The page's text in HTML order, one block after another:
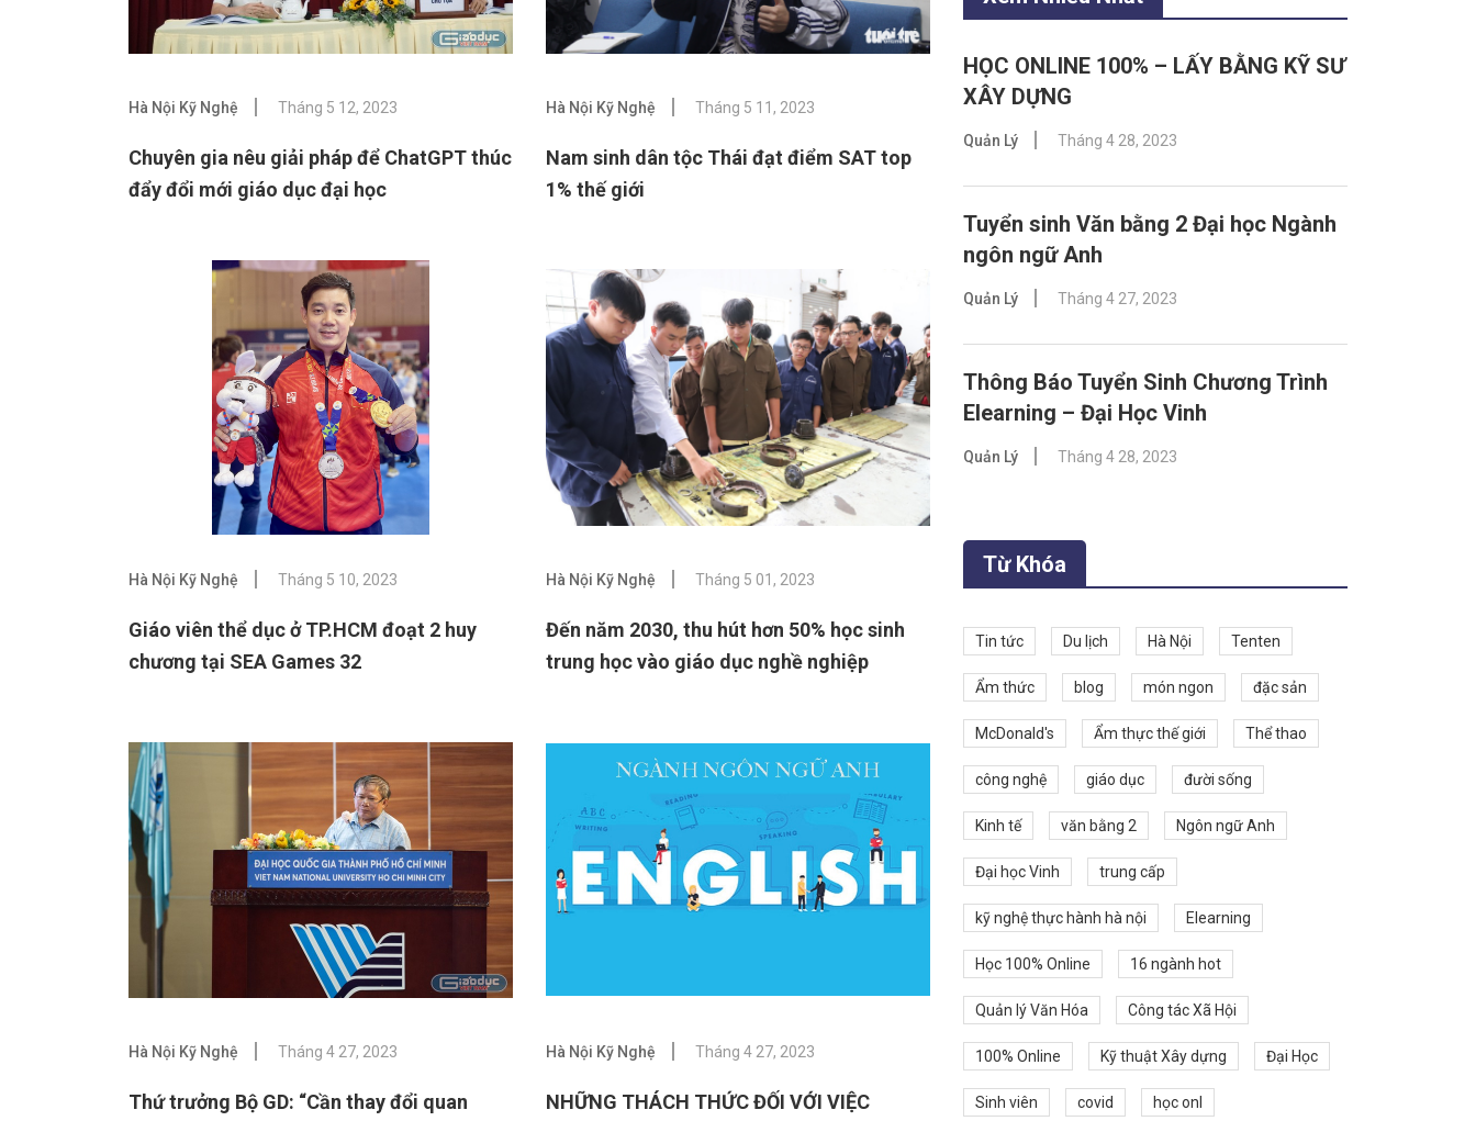
Hà Nội Kỹ Nghệ Tháng 5 12, 2023
Chuyên gia nêu giải pháp để ChatGPT thúc
đẩy đổi mới giáo dục đại học
Hà Nội Kỹ Nghệ Tháng 5 11, 2023
Nam sinh dân tộc Thái đạt điểm SAT top
1% thế giới
Hà Nội Kỹ Nghệ Tháng 5 10, 2023
Giáo viên thể dục ở TP.HCM đoạt 2 huy
chương tại SEA Games 32
Hà Nội Kỹ Nghệ Tháng 5 01, 2023
Đến năm 2030, thu hút hơn 50% học sinh
trung học vào giáo dục nghề nghiệp
Hà Nội Kỹ Nghệ Tháng 4 27, 2023
Thứ trưởng Bộ GD: “Cần thay đổi quan
Hà Nội Kỹ Nghệ Tháng 4 27, 2023
NHỮNG THÁCH THỨC ĐỐI VỚI VIỆC
HỌC ONLINE 100% – LẤY BẰNG KỸ SƯ
XÂY DỰNG
Quản Lý Tháng 4 28, 2023
Tuyển sinh Văn bằng 2 Đại học Ngành
ngôn ngữ Anh
Quản Lý Tháng 4 27, 2023
Thông Báo Tuyển Sinh Chương Trình
Elearning – Đại Học Vinh
Quản Lý Tháng 4 28, 2023
Từ Khóa
Tin tức Du lịch Hà Nội Tenten
Ẩm thức blog món ngon đặc sản
McDonald's Ẩm thực thế giới Thể thao
công nghệ giáo dục đười sống
Kinh tế văn bằng 2 Ngôn ngữ Anh
Đại học Vinh trung cấp
kỹ nghệ thực hành hà nội Elearning
Học 100% Online 16 ngành hot
Quản lý Văn Hóa Công tác Xã Hội
100% Online Kỹ thuật Xây dựng Đại Học
Sinh viên covid học onl